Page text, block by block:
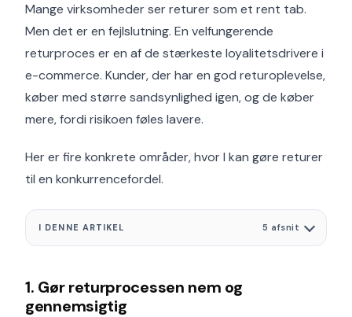
Mange virksomheder ser returer som et rent tab.
Men det er en fejlslutning. En velfungerende
returproces er en af de stærkeste loyalitetsdrivere i
e-commerce. Kunder, der har en god returoplevelse,
køber med større sandsynlighed igen, og de køber
mere, fordi risikoen føles lavere.
Her er fire konkrete områder, hvor I kan gøre returer
til en konkurrencefordel.
I DENNE ARTIKEL 5 afsnit
1. Gør returprocessen nem og
gennemsigtig